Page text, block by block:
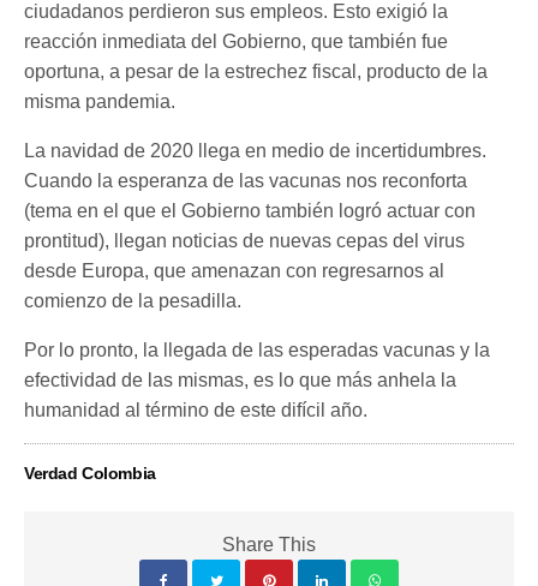
ciudadanos perdieron sus empleos. Esto exigió la
reacción inmediata del Gobierno, que también fue
oportuna, a pesar de la estrechez fiscal, producto de la
misma pandemia.
La navidad de 2020 llega en medio de incertidumbres.
Cuando la esperanza de las vacunas nos reconforta
(tema en el que el Gobierno también logró actuar con
prontitud), llegan noticias de nuevas cepas del virus
desde Europa, que amenazan con regresarnos al
comienzo de la pesadilla.
Por lo pronto, la llegada de las esperadas vacunas y la
efectividad de las mismas, es lo que más anhela la
humanidad al término de este difícil año.
Verdad Colombia
Share This